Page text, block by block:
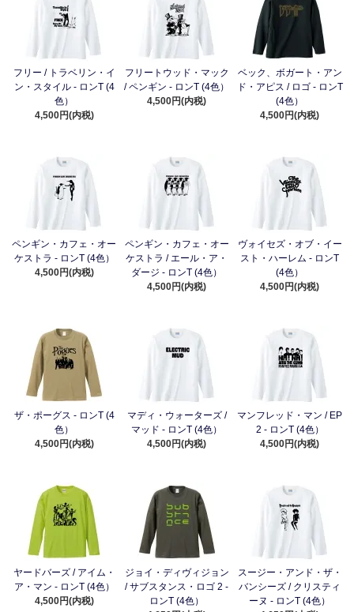
フリー / トラベリン・イ
ン・スタイル - ロンT (4
色）
4,500円(内税)
フリートウッド・マック
/ ペンギン - ロンT (4色）
4,500円(内税)
ベック、ボガート・アン
ド・アピス / ロゴ - ロンT
(4色）
4,500円(内税)
ペンギン・カフェ・オー
ケストラ - ロンT (4色）
4,500円(内税)
ペンギン・カフェ・オー
ケストラ / エール・ア・
ダージ - ロンT (4色）
4,500円(内税)
ヴォイセズ・オブ・イー
スト・ハーレム - ロンT
(4色）
4,500円(内税)
ザ・ポーグス - ロンT (4
色）
4,500円(内税)
マディ・ウォーターズ /
マッド - ロンT (4色）
4,500円(内税)
マンフレッド・マン / EP
2 - ロンT (4色）
4,500円(内税)
ヤードバーズ / アイム・
ア・マン - ロンT (4色）
4,500円(内税)
ジョイ・ディヴィジョン
/ サブスタンス・ロゴ 2 -
ロンT (4色）
スージー・アンド・ザ・
バンシーズ / クリスティ
ーヌ - ロンT (4色）